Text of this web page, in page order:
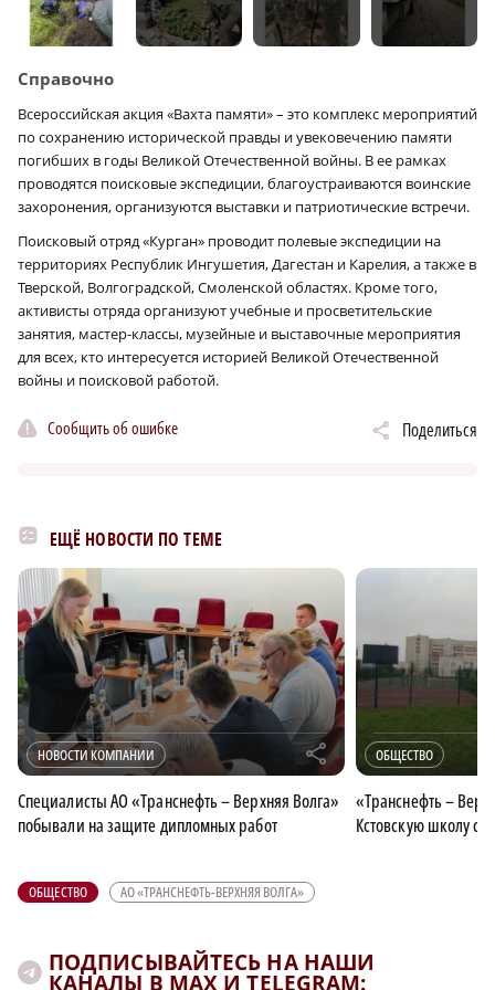
Справочно
Всероссийская акция «Вахта памяти» – это комплекс мероприятий
по сохранению исторической правды и увековечению памяти
погибших в годы Великой Отечественной войны. В ее рамках
проводятся поисковые экспедиции, благоустраиваются воинские
захоронения, организуются выставки и патриотические встречи.
Поисковый отряд «Курган» проводит полевые экспедиции на
территориях Республик Ингушетия, Дагестан и Карелия, а также в
Тверской, Волгоградской, Смоленской областях. Кроме того,
активисты отряда организуют учебные и просветительские
занятия, мастер-классы, музейные и выставочные мероприятия
для всех, кто интересуется историей Великой Отечественной
войны и поисковой работой.
Сообщить об ошибке Поделиться
ЕЩЁ НОВОСТИ ПО ТЕМЕ
НОВОСТИ КОМПАНИИ r
Специалисты АО «Транснефть – Верхняя Волга»
побывали на защите дипломных работ
ОБЩЕСТВО
«Транснефть –
Кстовскую школу
ОБЩЕСТВО АО «ТРАНСНЕФТЬ-ВЕРХНЯЯ ВОЛГА»
ПОДПИСЫВАЙТЕСЬ НА НАШИ
КАНАЛЫ В MAX И TELEGRAM: